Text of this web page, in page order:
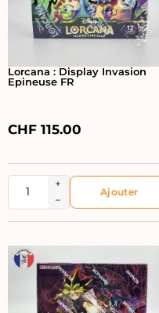
Lorcana : Display Invasion
Epineuse FR
CHF 115.00
+
−